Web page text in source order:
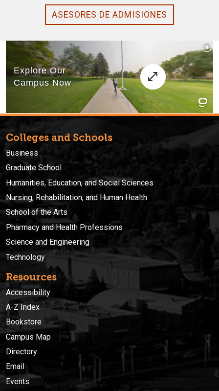
ASESORES DE ADMISIONES
Colleges and Schools
Business
Graduate School
Humanities, Education, and Social Sciences
Nursing, Rehabilitation, and Human Health
School of the Arts
Pharmacy and Health Professions
Science and Engineering
Technology
Resources
Accessibility
A-Z Index
Bookstore
Campus Map
Directory
Email
Events